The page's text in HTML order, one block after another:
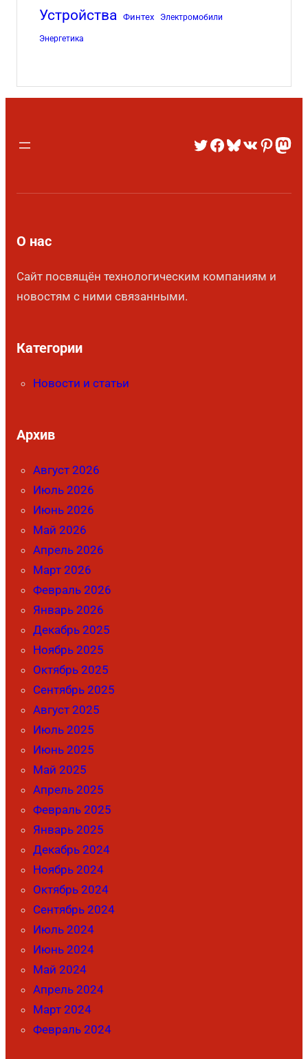
Устройства
Финтех Электромобили
Энергетика
О нас
Сайт посвящён технологическим компаниям и
новостям с ними связанными.
Категории
Новости и статьи
Архив
Август 2026
Июль 2026
Июнь 2026
Май 2026
Апрель 2026
Март 2026
Февраль 2026
Январь 2026
Декабрь 2025
Ноябрь 2025
Октябрь 2025
Сентябрь 2025
Август 2025
Июль 2025
Июнь 2025
Май 2025
Апрель 2025
Февраль 2025
Январь 2025
Декабрь 2024
Ноябрь 2024
Октябрь 2024
Сентябрь 2024
Июль 2024
Июнь 2024
Май 2024
Апрель 2024
Март 2024
Февраль 2024